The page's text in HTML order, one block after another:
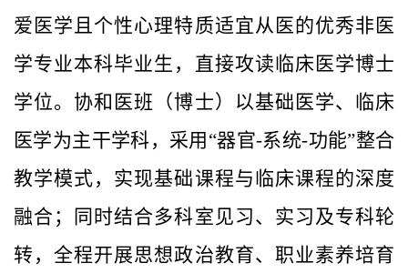
爱医学且个性心理特质适宜从医的优秀非医
学专业本科毕业生，直接攻读临床医学博士
学位。 协和 医班 （博士） 以基础医学、临床
医学为主干学科，采用 “器官-系统-功能”整合
教学模式，实现基础课程与临床课程的深度
融合；同时结合多科室见习、实习及专科轮
转，全程开展思想政治教育、职业素养培育